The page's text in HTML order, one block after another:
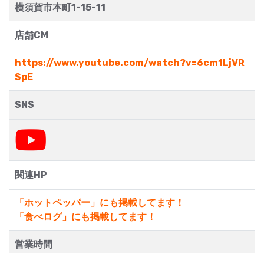
横須賀市本町1-15-11
店舗CM
https://www.youtube.com/watch?v=6cm1LjVR
SpE
SNS
関連HP
「ホットペッパー」にも掲載してます！
「食べログ」にも掲載してます！
営業時間